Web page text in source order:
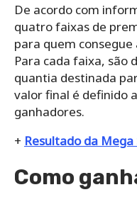
De acordo com
quatro faixas de
para quem consegue
Para cada faixa, são
quantia destinada
valor final é definido
ganhadores.
+ Resultado da Mega
Como